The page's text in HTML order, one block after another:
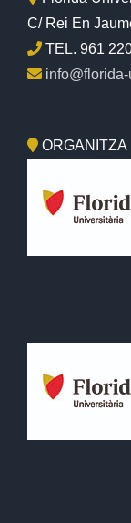
C/ Rei En
TEL. 961
ORGANITZA